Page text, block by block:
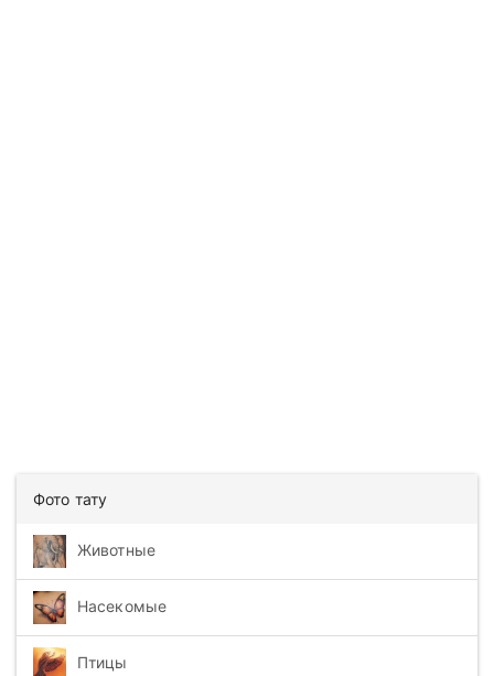
Фото тату
Животные
Насекомые
Птицы